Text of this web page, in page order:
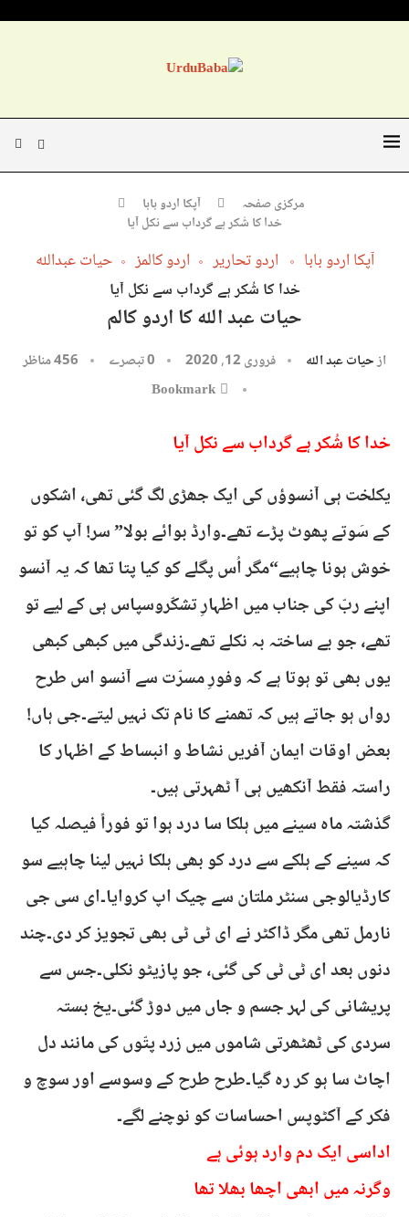
مرکزی صفحہ
آپکا اردو بابا
خدا کا شُکر ہے گرداب سے نکل آیا
آپکا اردو بابا اردو تحاریر اردو کالمز حیات عبداللہ
خدا کا شُکر ہے گرداب سے نکل آیا
حیات عبد اللہ کا اردو کالم
ازحیات عبد اللہ فروری 12, 2020 0 تبصرے 456مناظر
Bookmark
خدا کا شُکر ہے گرداب سے نکل آیا
یکلخت ہی آنسوؤں کی ایک جھڑی لگ گئی تھی، اشکوں
کے سَوتے پھوٹ پڑے تھے۔وارڈ بوائے بولا” سر! آپ کو تو
خوش ہونا چاہیے“مگر اُس پگلے کو کیا پتا تھا کہ یہ آنسو
اپنے ربّ کی جناب میں اظہارِ تشکّروسپاس ہی کے لیے تو
تھے، جو بے ساختہ بہ نکلے تھے۔زندگی میں کبھی کبھی
یوں بھی تو ہوتا ہے کہ وفورِ مسرّت سے آنسو اس طرح
رواں ہو جاتے ہیں کہ تھمنے کا نام تک نہیں لیتے۔جی ہاں!
بعض اوقات ایمان آفریں نشاط و انبساط کے اظہار کا
راستہ فقط آنکھیں ہی آ ٹھہرتی ہیں۔
گذشتہ ماہ سینے میں ہلکا سا درد ہوا تو فوراً فیصلہ کیا
کہ سینے کے ہلکے سے درد کو بھی ہلکا نہیں لینا چاہیے سو
کارڈیالوجی سنٹر ملتان سے چیک اپ کروایا۔ای سی جی
نارمل تھی مگر ڈاکٹر نے ای ٹی ٹی بھی تجویز کر دی۔چند
دنوں بعد ای ٹی ٹی کی گئی، جو پازیٹو نکلی۔جس سے
پریشانی کی لہر جسم و جاں میں دوڑ گئی۔یخ بستہ
سردی کی ٹھٹھرتی شاموں میں زرد پتّوں کی مانند دل
اچاٹ سا ہو کر رہ گیا۔طرح طرح کے وسوسے اور سوچ و
فکر کے آکٹوپس احساسات کو نوچنے لگے۔
اداسی ایک دم وارد ہوئی ہے
وگرنہ میں ابھی اچھا بھلا تھا